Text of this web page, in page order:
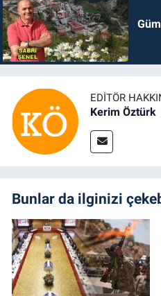
EDITÖR
Kerim Öztürk
Bunlar da ilginizi